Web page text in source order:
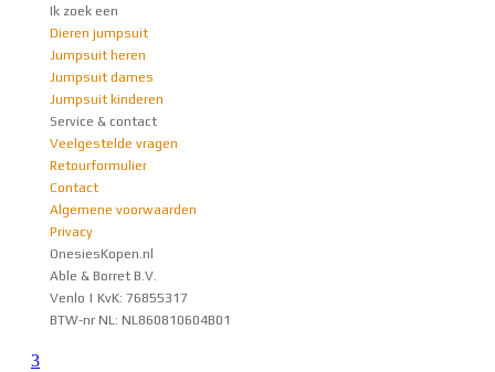
Ik zoek een
Dieren jumpsuit
Jumpsuit heren
Jumpsuit dames
Jumpsuit kinderen
Service & contact
Veelgestelde vragen
Retourformulier
Contact
Algemene voorwaarden
Privacy
OnesiesKopen.nl
Able & Borret B.V.
Venlo | KvK: 76855317
BTW-nr NL: NL860810604B01